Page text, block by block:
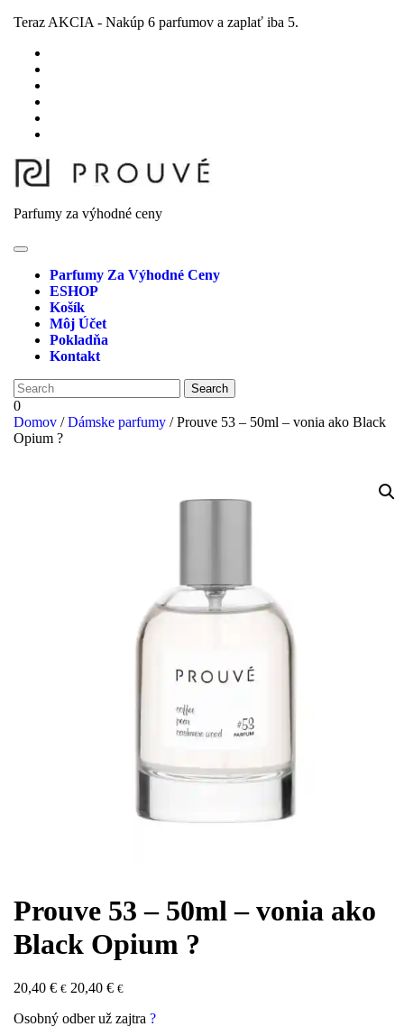
Skip
content
Skip
content
Teraz AKCIA - Nakúp 6 parfumov a zaplať iba 5.
Parfumy za výhodné ceny
Open
ButtonParfumy Za Výhodné Ceny
ESHOP
Košík
Môj Účet
Pokladňa
Kontakt
Close
Button
Search
for:
Login
/
Register
Shopping
Cart
0
Domov /Dámske parfumy / Prouve 53 – 50ml – vonia ako Black
Opium ?
Prouve 53 – 50ml – vonia ako
Black Opium ?
20,40 € € 20,40 € €
Osobný odber už zajtra ?